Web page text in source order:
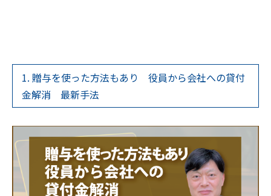
1. 贈与を使った方法もあり 役員から会社への貸付
金解消 最新手法